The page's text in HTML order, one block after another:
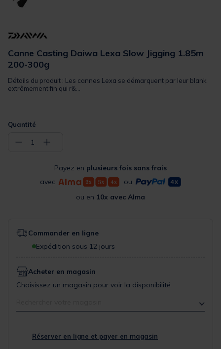
Canne Casting Daiwa Lexa Slow Jigging 1.85m
200-300g
Détails du produit : Les cannes Lexa se démarquent par leur blank
extrêmement fin qui r&...
Quantité
− 1 +
Payez en plusieurs fois sans frais
avec
ou
ou en 10x avec Alma
Commander en ligne
Expédition sous 12 jours
Acheter en magasin
Choisissez un magasin pour voir la disponibilité
Réserver en ligne et payer en magasin